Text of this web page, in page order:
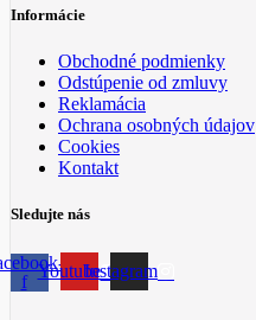
Informácie
Obchodné podmienky
Odstúpenie od zmluvy
Reklamácia
Ochrana osobných údajov
Cookies
Kontakt
Sledujte nás
f
YoutubeInstagram